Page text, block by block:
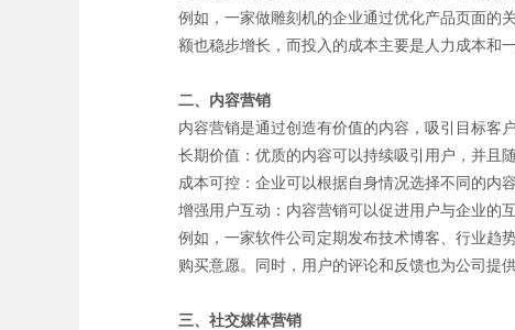
例如，一家做雕刻机的企业通过优化产品页面的
额也稳步增长，而投入的成本主要是人力成本和
二、内容营销
内容营销是通过创造有价值的内容，吸引目标客
长期价值：优质的内容可以持续吸引用户，并且
成本可控：企业可以根据自身情况选择不同的内
增强用户互动：内容营销可以促进用户与企业的
例如，一家软件公司定期发布技术博客、行业趋
购买意愿。同时，用户的评论和反馈也为公司提
三、社交媒体营销